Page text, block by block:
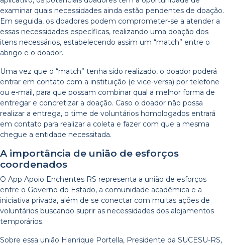
examinar quais necessidades ainda estão pendentes de doação.
Em seguida, os doadores podem comprometer-se a atender a
essas necessidades específicas, realizando uma doação dos
itens necessários, estabelecendo assim um “match” entre o
abrigo e o doador.
Uma vez que o “match” tenha sido realizado, o doador poderá
entrar em contato com a instituição (e vice-versa) por telefone
ou e-mail, para que possam combinar qual a melhor forma de
entregar e concretizar a doação. Caso o doador não possa
realizar a entrega, o time de voluntários homologados entrará
em contato para realizar a coleta e fazer com que a mesma
chegue a entidade necessitada.
A importância de união de esforços
coordenados
O App Apoio Enchentes RS representa a união de esforços
entre o Governo do Estado, a comunidade acadêmica e a
iniciativa privada, além de se conectar com muitas ações de
voluntários buscando suprir as necessidades dos alojamentos
temporários.
Sobre essa união Henrique Portella, Presidente da SUCESU-RS,